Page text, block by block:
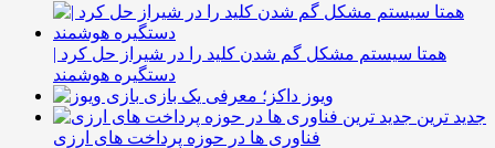
همتا سیستم مشکل گم شدن کلید را در شیراز حل کرد |
دستگیره هوشمند
ویوز داکز؛ معرفی یک بازی
جدید ترین
فناوری ها در حوزه پرداخت های ارزی